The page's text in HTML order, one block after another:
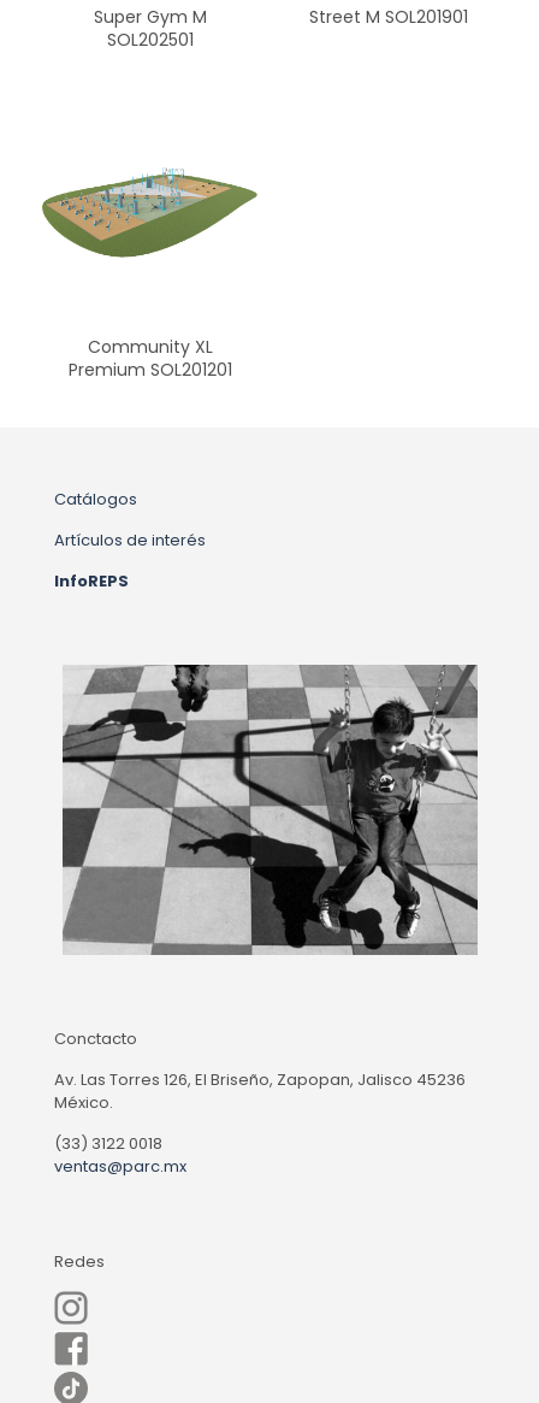
Super Gym M
SOL202501
Street M SOL201901
Community XL
Premium SOL201201
Catálogos
Artículos de interés
InfoREPS
Conctacto
Av. Las Torres 126, El Briseño, Zapopan, Jalisco 45236
México.
(33) 3122 0018
ventas@parc.mx
Redes